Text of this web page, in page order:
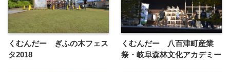
くむんだー ぎふの木フェス
タ2018
くむんだー 八百津町産業
祭・岐阜森林文化アカデミー